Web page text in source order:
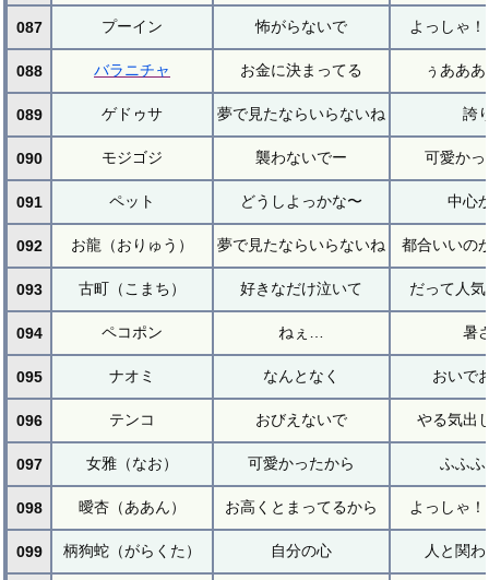
087 プーイン 怖がらないで よっしゃ！
088 バラニチャ お金に決まってる ぅああ
089 ゲドゥサ 夢で見たならいらないね 誇
090 モジゴジ 襲わないでー 可愛か
091 ペット どうしよっかな〜 中心
092 お龍（おりゅう） 夢で見たならいらないね 都合いいの
093 古町（こまち） 好きなだけ泣いて だって人
094 ペコポン ねぇ… 暑
095 ナオミ なんとなく おいで
096 テンコ おびえないで やる気出
097 女雅（なお） 可愛かったから ふふふ
098 曖杏（ああん） お高くとまってるから よっしゃ！
099 柄狗蛇（がらくた） 自分の心 人と関